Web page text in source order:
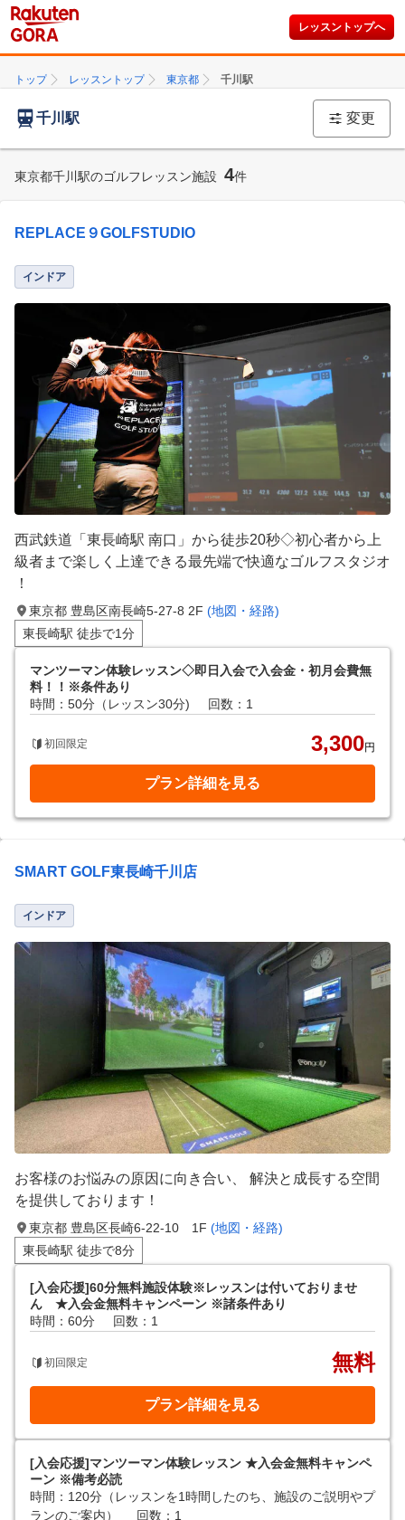
レッスントップへ
トップ レッスントップ 東京都 千川駅
千川駅 変更
東京都千川駅のゴルフレッスン施設 4件
REPLACE９GOLFSTUDIO
インドア
西武鉄道「東長崎駅 南口」から徒歩20秒◇初心者から上
級者まで楽しく上達できる最先端で快適なゴルフスタジオ
！
東京都 豊島区南長崎5-27-8 2F (地図・経路)
東長崎駅 徒歩で1分
マンツーマン体験レッスン◇即日入会で入会金・初月会費無
料！！※条件あり
時間：50分（レッスン30分)
回数：1
初回限定 3,300円
プラン詳細を見る
SMART GOLF東長崎千川店
インドア
お客様のお悩みの原因に向き合い、 解決と成長する空間
を提供しております！
東京都 豊島区長崎6-22-10 1F (地図・経路)
東長崎駅 徒歩で8分
[入会応援]60分無料施設体験※レッスンは付いておりませ
ん ★入会金無料キャンペーン ※諸条件あり
時間：60分
回数：1
初回限定 無料
プラン詳細を見る
[入会応援]マンツーマン体験レッスン ★入会金無料キャンペ
ーン ※備考必読
時間：120分（レッスンを1時間したのち、施設のご説明やプ
ランのご案内）
回数：1